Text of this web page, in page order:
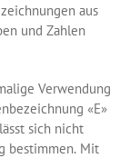
aus
und Zahlen
Verwendung
«E»
sich nicht
bestimmen. Mit